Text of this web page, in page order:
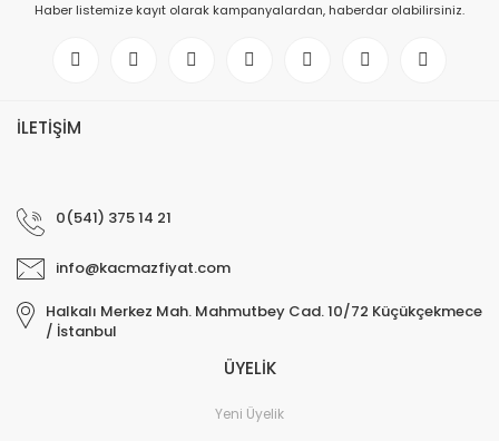
Haber listemize kayıt olarak kampanyalardan, haberdar olabilirsiniz.
İLETİŞİM
0(541) 375 14 21
info@kacmazfiyat.com
Halkalı Merkez Mah. Mahmutbey Cad. 10/72 Küçükçekmece
/ İstanbul
ÜYELİK
Yeni Üyelik